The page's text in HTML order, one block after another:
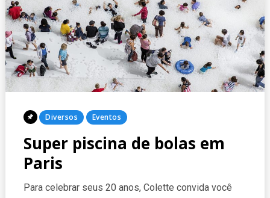
Posted
Diversos Eventos
Super piscina de bolas em
Paris
Para celebrar seus 20 anos, Colette convida você